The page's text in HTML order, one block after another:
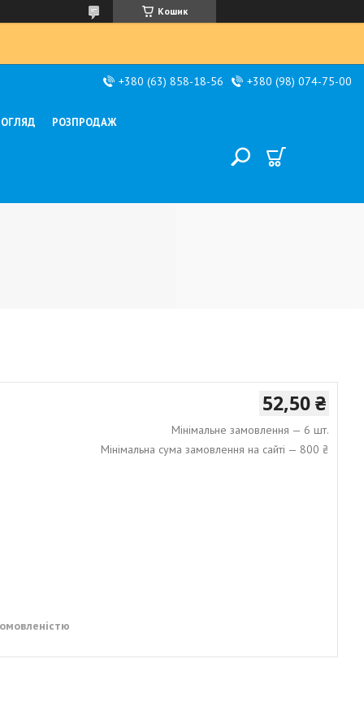
Кошик
+380 (63) 858-18-56 +380 (98) 074-75-00
РОЗПРОДАЖ
52,50 ₴
Мінімальне замовлення — 6 шт.
Мінімальна сума замовлення на сайті — 800 ₴